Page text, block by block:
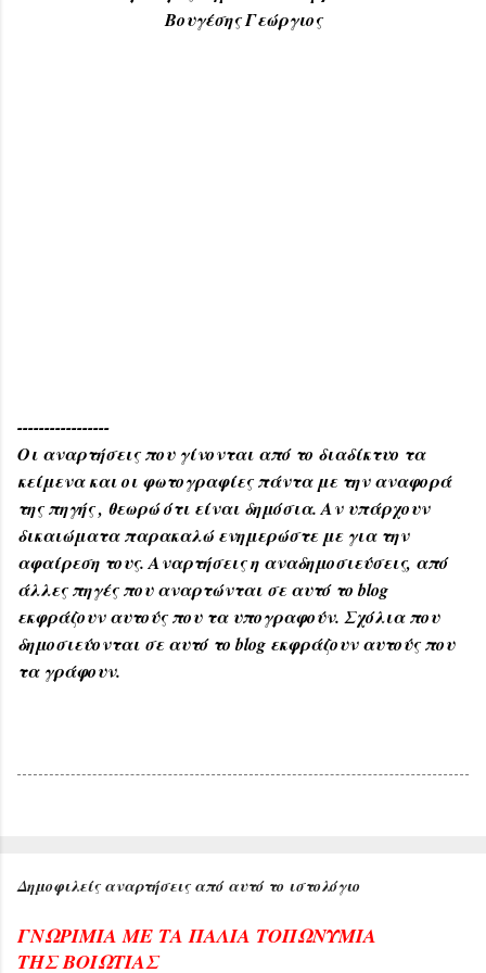
Βουγέσης Γεώργιος
-----------------
Οι αναρτήσεις που γίνονται από το διαδίκτυο τα
κείμενα και οι φωτογραφίες πάντα με την αναφορά
της πηγής , θεωρώ ότι είναι δημόσια. Αν υπάρχουν
δικαιώματα παρακαλώ ενημερώστε με για την
αφαίρεση τους. Αναρτήσεις η αναδημοσιεύσεις, από
άλλες πηγές που αναρτώνται σε αυτό το blog
εκφράζουν αυτούς που τα υπογραφούν. Σχόλια που
δημοσιεύονται σε αυτό το blog εκφράζουν αυτούς που
τα γράφουν.
Δημοφιλείς αναρτήσεις από αυτό το ιστολόγιο
ΓΝΩΡΙΜΙΑ ΜΕ ΤΑ ΠΑΛΙΑ ΤΟΠΩΝΥΜΙΑ
ΤΗΣ ΒΟΙΩΤΙΑΣ